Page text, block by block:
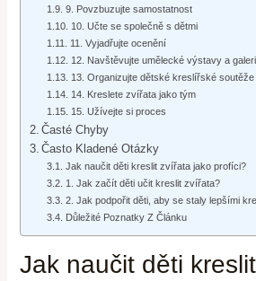
9. Povzbuzujte samostatnost
10. Učte se společně s dětmi
11. Vyjadřujte ocenění
12. Navštěvujte umělecké výstavy a
13. Organizujte dětské kreslířské soutěže
14. Kreslete zvířata jako tým
15. Užívejte si proces
Časté Chyby
Často Kladené Otázky
Jak naučit děti kreslit zvířata jako profíci?
1. Jak začít děti učit kreslit zvířata?
2. Jak podpořit děti, aby se staly lepšími
Důležité Poznatky Z Článku
Jak naučit děti